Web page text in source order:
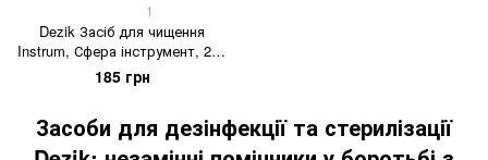
1
Dezik Засіб для чищення
Instrum, Сфера інструмент, 250
мл
185 грн
Засоби для дезінфекції та стерилізації